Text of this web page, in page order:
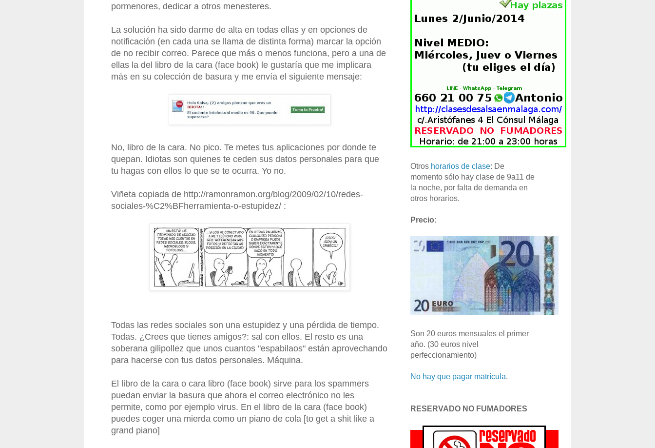
pormenores, dedicar a otros menesteres.
La solución ha sido darme de alta en todas ellas y en opciones de
notificación (en cada una se llama de distinta forma) marcar la opción
de no recibir correo. Parece que más o menos funciona, pero a una de
ellas la del libro de la cara (face book) le gustaría que me implicara
más en su colección de basura y me envía el siguiente mensaje:
No, libro de la cara. No pico. Te metes tus aplicaciones por donde te
quepan. Idiotas son quienes te ceden sus datos personales para que
tu hagas con ellos lo que se te ocurra. Yo no.
Viñeta copiada de http://ramonramon.org/blog/2009/02/10/redes-
sociales-%C2%BFherramienta-o-estupidez/ :
Todas las redes sociales son una estupidez y una pérdida de tiempo.
Todas. ¿Crees que tienes amigos?: sal con ellos. El resto es una
soberana gilipollez que unos cuantos "espabilaos" están aprovechando
para hacerse con tus datos personales. Máquina.
El libro de la cara o cara libro (face book) sirve para los spammers
puedan enviar la basura que ahora el correo electrónico no les
permite, como por ejemplo virus. En el libro de la cara (face book)
puedes coger una mierda como un piano de cola [to get a shit like a
grand piano]
Otros horarios de clase: De
momento sólo hay clase de 9a11 de
la noche, por falta de demanda en
otros horarios.
Precio:
Son 20 euros mensuales el primer
año. (30 euros nivel
perfeccionamiento)
No hay que pagar matrícula.
RESERVADO NO FUMADORES